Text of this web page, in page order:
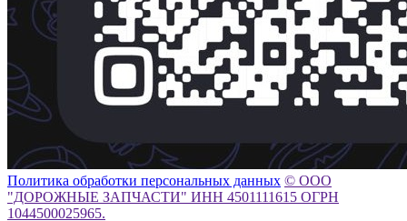
Политика обработки персональных данных © ООО
"ДОРОЖНЫЕ ЗАПЧАСТИ" ИНН 4501111615 ОГРН
1044500025965.